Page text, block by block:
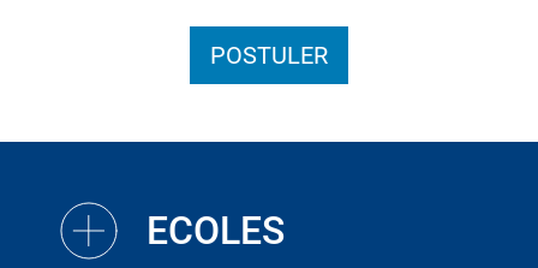
POSTULER
ECOLES